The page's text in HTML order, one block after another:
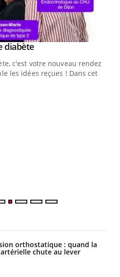
diabèteYoutube
c'est votre nouveau rendez-
les idées reçues ! Dans cet
orthostatique : quand la
chute au lever